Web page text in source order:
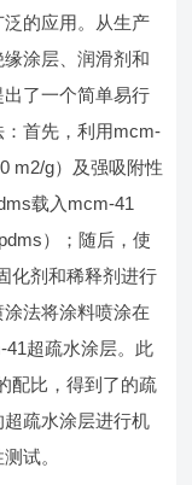
的应用。从生产
涂层、润滑剂和
了一个简单易行
：首先，利用mcm-
m2/g）及强吸附性
载入mcm-41
）；随后，使
化剂和稀释剂进行
法将涂料喷涂在
超疏水涂层。此
配比，得到了的疏
疏水涂层进行机
试。